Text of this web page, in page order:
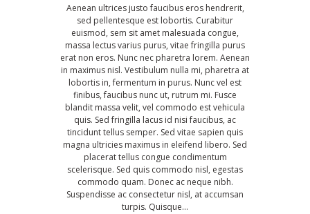
Aenean ultrices justo faucibus eros hendrerit,
sed pellentesque est lobortis. Curabitur
euismod, sem sit amet malesuada congue,
massa lectus varius purus, vitae fringilla purus
erat non eros. Nunc nec pharetra lorem. Aenean
in maximus nisl. Vestibulum nulla mi, pharetra at
lobortis in, fermentum in purus. Nunc vel est
finibus, faucibus nunc ut, rutrum mi. Fusce
blandit massa velit, vel commodo est vehicula
quis. Sed fringilla lacus id nisi faucibus, ac
tincidunt tellus semper. Sed vitae sapien quis
magna ultricies maximus in eleifend libero. Sed
placerat tellus congue condimentum
scelerisque. Sed quis commodo nisl, egestas
commodo quam. Donec ac neque nibh.
Suspendisse ac consectetur nisl, at accumsan
turpis. Quisque